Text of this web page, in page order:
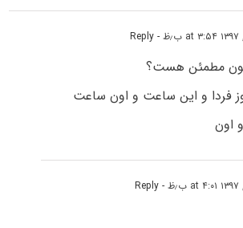
- Reply
مطمئن هست؟
فردا و این ساعت و اون ساعت
اون
- Reply